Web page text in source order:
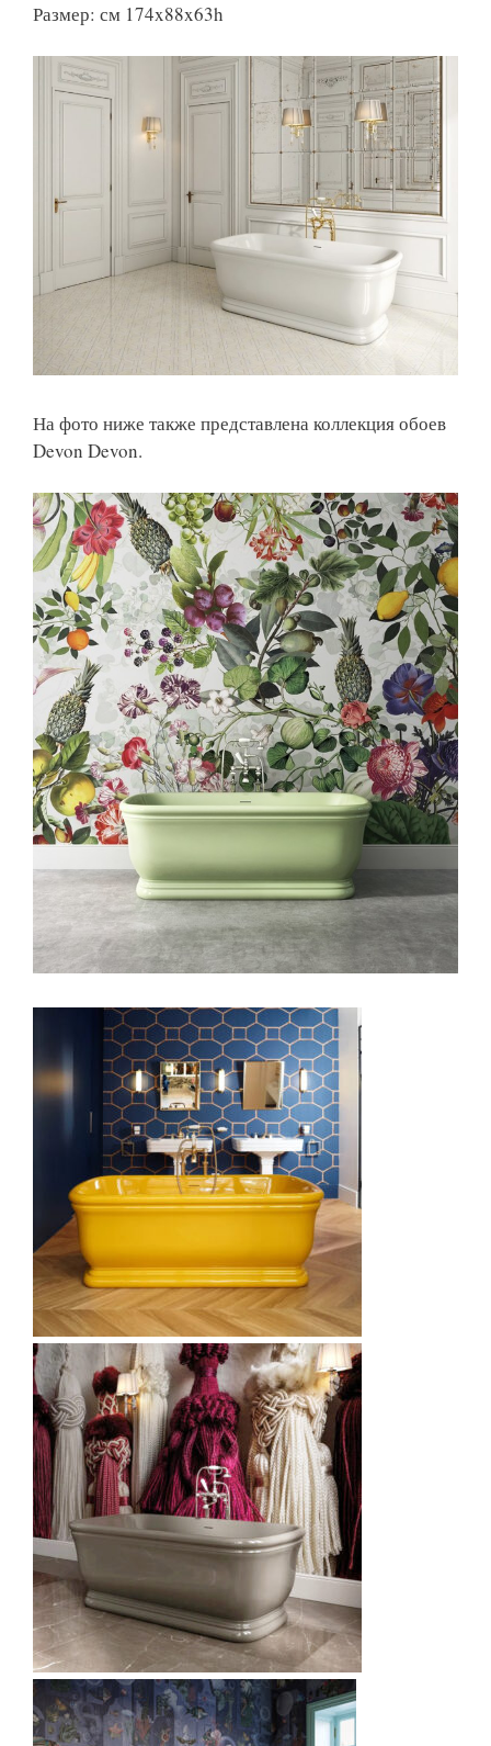
Размер: см 174x88x63h
На фото ниже также представлена коллекция обоев
Devon Devon.